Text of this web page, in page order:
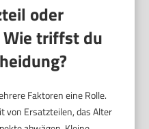
oder
triffst du
Faktoren eine Rolle.
von Ersatzteilen, das Alter